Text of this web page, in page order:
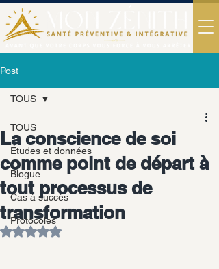
Post
TOUS
Études et données
Blogue
Cas à succès
Protocoles
TOUS
La conscience de soi
comme point de départ à
tout processus de
transformation
Noté NaN étoiles sur 5.